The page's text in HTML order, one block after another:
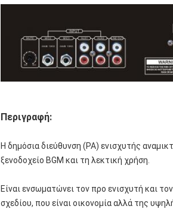
Περιγραφή:
Η δημόσια διεύθυνση (PA) ενισχυτής
ξενοδοχείο BGM και τη λεκτική χρήση.
Είναι ενσωματώνει τον προ ενισχυτή και
σχεδίου, που είναι οικονομία αλλά της